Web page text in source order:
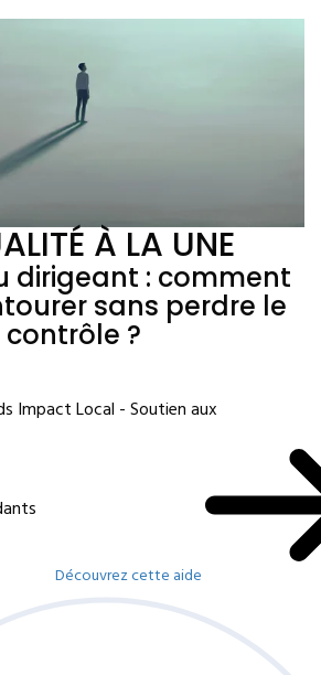
À LA UNE
dirigeant : comment
sans perdre le
contrôle ?
Impact Local - Soutien aux
Découvrez cette aide